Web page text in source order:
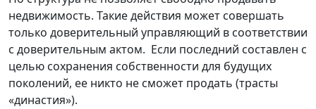
недвижимость. Такие действия может совершать
только доверительный управляющий в соответствии
с доверительным актом. Если последний составлен с
целью сохранения собственности для будущих
поколений, ее никто не сможет продать (трасты
«династия»).